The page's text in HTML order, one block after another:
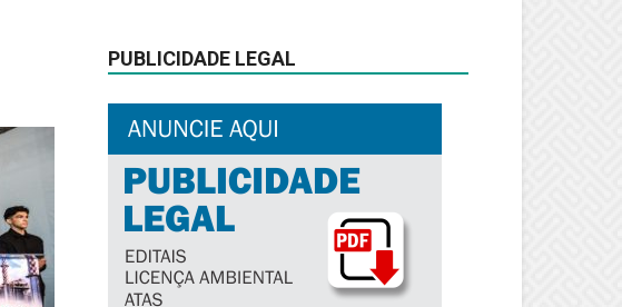
PUBLICIDADE LEGAL